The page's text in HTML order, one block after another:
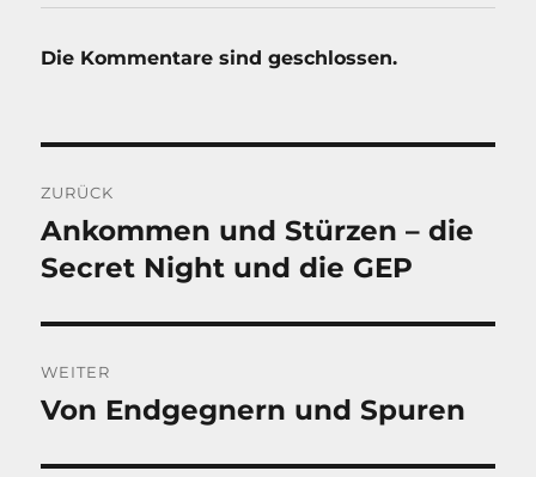
Die Kommentare sind geschlossen.
ZURÜCK
Vorheriger
Beitrag:
Ankommen und Stürzen – die
Secret Night und die GEP
WEITER
Nächster
Von Endgegnern und Spuren